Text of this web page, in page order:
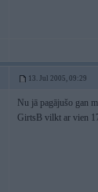
13. Jul 2005, 09:29
Nu jā pagājušo gan
GirtsB vilkt ar vien